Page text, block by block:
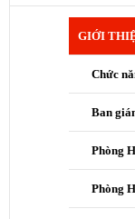
GIỚI
Chức
Ban
Phòng
Phòng